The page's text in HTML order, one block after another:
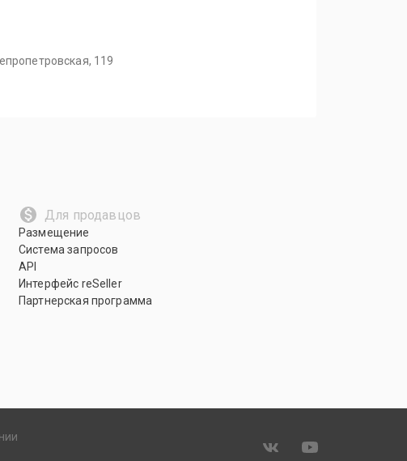
119
Для продавцов
Размещение
Система запросов
API
Интерфейс reSeller
Партнерская программа